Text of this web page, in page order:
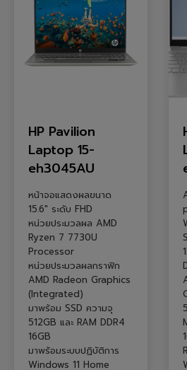
HP Pavilion
Laptop 15-
eh3045AU
หน้าจอแสดงผลขนาด
15.6″ ระดับ FHD
หน่วยประมวลผล AMD
Ryzen 7 7730U
Processor
หน่วยประมวลผลกราฟิก
AMD Radeon Graphics
(Integrated)
มาพร้อม SSD ความจุ
512GB และ RAM DDR4
16GB
มาพร้อมระบบปฏิบัติการ
Windows 11 Home